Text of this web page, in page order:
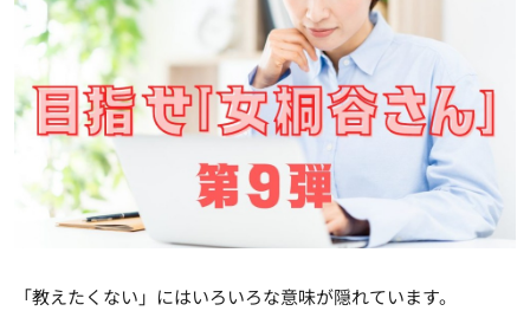
「教えたくない」にはいろいろな意味が隠れています。